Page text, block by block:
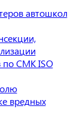
автошкол
по СМК ISO
вредных